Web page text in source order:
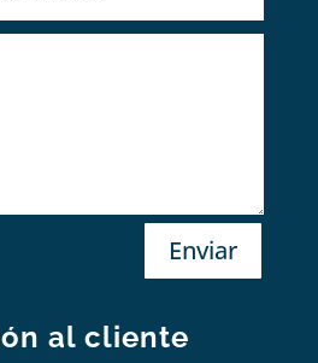
Enviar
al cliente